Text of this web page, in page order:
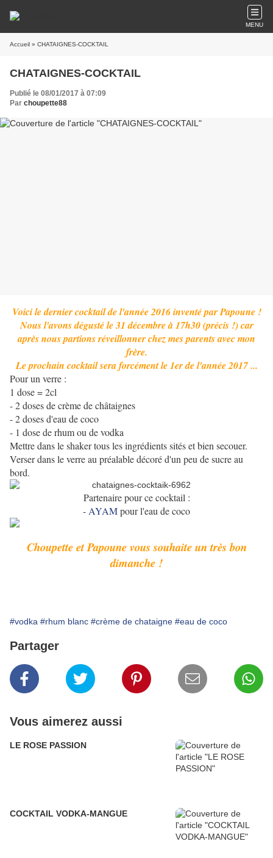
MENU
Accueil » CHATAIGNES-COCKTAIL
CHATAIGNES-COCKTAIL
Publié le 08/01/2017 à 07:09
Par choupette88
Voici le dernier cocktail de l'année 2016 inventé par Papoune !
Nous l'avons dégusté le 31 décembre à 17h30 (précis !) car
après nous partions réveillonner chez mes parents avec mon
frère.
Le prochain cocktail sera forcément le 1er de l'année 2017 ...
Pour un verre :
1 dose = 2cl
- 2 doses de crème de châtaignes
- 2 doses d'eau de coco
- 1 dose de rhum ou de vodka
Mettre dans le shaker tous les ingrédients sités et bien secouer.
Verser dans le verre au préalable décoré d'un peu de sucre au
bord.
Partenaire pour ce cocktail :
- AYAMpour l'eau de coco
Choupette et Papoune vous souhaite un très bon
dimanche !
#vodka #rhum blanc #crème de chataigne #eau de coco
Partager
Vous aimerez aussi
LE ROSE PASSION
COCKTAIL VODKA-MANGUE